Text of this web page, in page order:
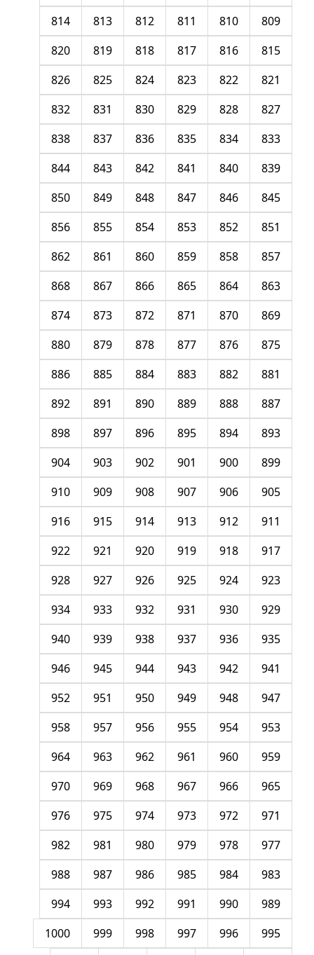
809
810
811
812
813
814
815
816
817
818
819
820
821
822
823
824
825
826
827
828
829
830
831
832
833
834
835
836
837
838
839
840
841
842
843
844
845
846
847
848
849
850
851
852
853
854
855
856
857
858
859
860
861
862
863
864
865
866
867
868
869
870
871
872
873
874
875
876
877
878
879
880
881
882
883
884
885
886
887
888
889
890
891
892
893
894
895
896
897
898
899
900
901
902
903
904
905
906
907
908
909
910
911
912
913
914
915
916
917
918
919
920
921
922
923
924
925
926
927
928
929
930
931
932
933
934
935
936
937
938
939
940
941
942
943
944
945
946
947
948
949
950
951
952
953
954
955
956
957
958
959
960
961
962
963
964
965
966
967
968
969
970
971
972
973
974
975
976
977
978
979
980
981
982
983
984
985
986
987
988
989
990
991
992
993
994
995
996
997
998
999
1000